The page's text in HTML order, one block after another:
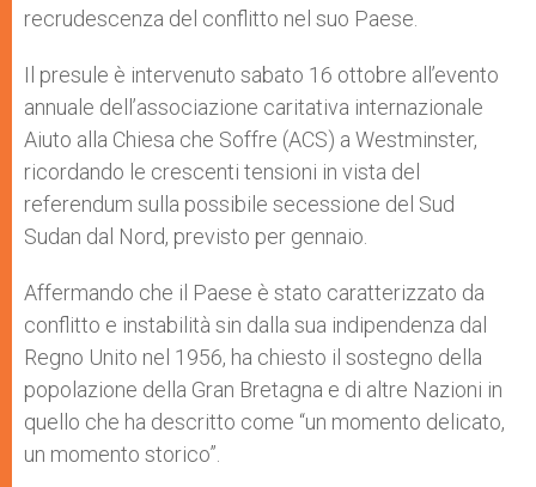
recrudescenza del conflitto nel suo Paese.
Il presule è intervenuto sabato 16 ottobre all’evento
annuale dell’associazione caritativa internazionale
Aiuto alla Chiesa che Soffre (ACS) a Westminster,
ricordando le crescenti tensioni in vista del
referendum sulla possibile secessione del Sud
Sudan dal Nord, previsto per gennaio.
Affermando che il Paese è stato caratterizzato da
conflitto e instabilità sin dalla sua indipendenza dal
Regno Unito nel 1956, ha chiesto il sostegno della
popolazione della Gran Bretagna e di altre Nazioni in
quello che ha descritto come “un momento delicato,
un momento storico”.